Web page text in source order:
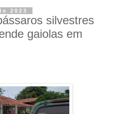
2023
silvestres
gaiolas em